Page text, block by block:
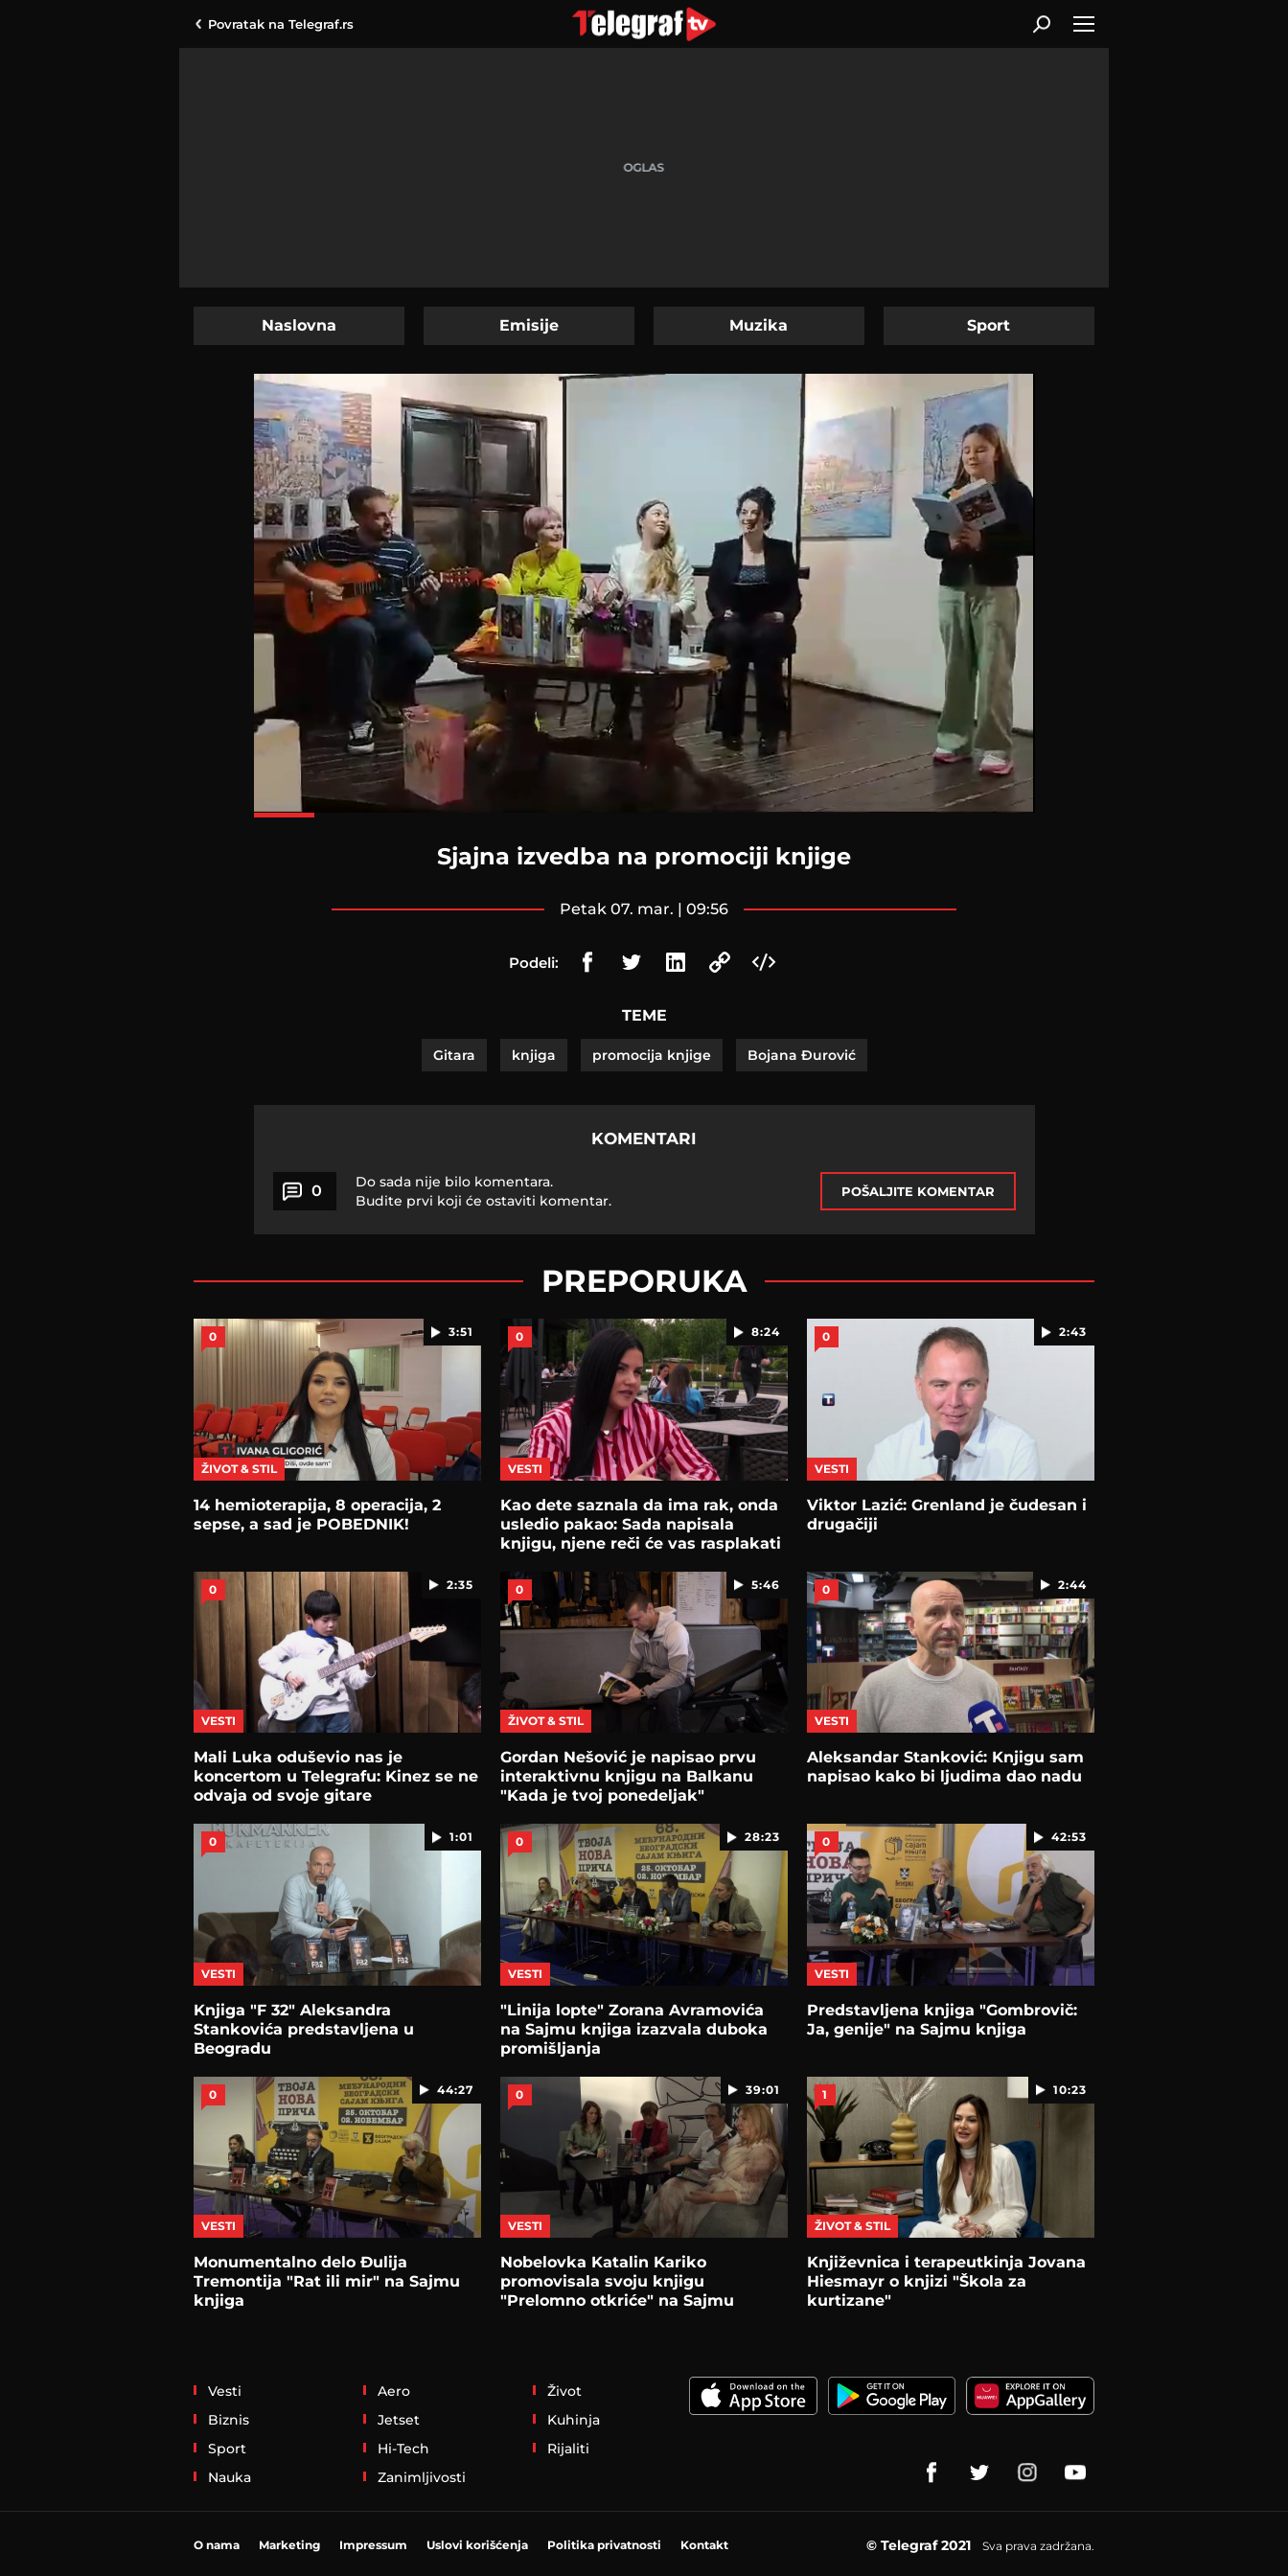
Povratak na Telegraf.rs
Naslovna Emisije Muzika Sport
Sjajna izvedba na promociji knjige
petak 07. mar. | 09:56
Podeli:
TEME
Gitara knjiga promocija knjige Bojana Đurović
KOMENTARI
0
Do sada nije bilo komentara.
Budite prvi koji će ostaviti komentar.
POŠALJITE KOMENTAR
PREPORUKA
3:51
0
ŽIVOT & STIL
14 hemioterapija, 8 operacija, 2
sepse, a sad je POBEDNIK!
8:24
0
VESTI
Kao dete saznala da ima rak, onda
usledio pakao: Sada napisala
knjigu, njene reči će vas rasplakati
2:43
0
VESTI
Viktor Lazić: Grenland je čudesan i
drugačiji
2:35
0
VESTI
Mali Luka oduševio nas je
koncertom u Telegrafu: Kinez se ne
odvaja od svoje gitare
5:46
0
ŽIVOT & STIL
Gordan Nešović je napisao prvu
interaktivnu knjigu na Balkanu
"Kada je tvoj ponedeljak"
2:44
0
VESTI
Aleksandar Stanković: Knjigu sam
napisao kako bi ljudima dao nadu
1:01
0
VESTI
Knjiga "F 32" Aleksandra
Stankovića predstavljena u
Beogradu
28:23
0
VESTI
"Linija lopte" Zorana Avramovića
na Sajmu knjiga izazvala duboka
promišljanja
42:53
0
VESTI
Predstavljena knjiga "Gombrovič:
Ja, genije" na Sajmu knjiga
44:27
0
VESTI
Monumentalno delo Đulija
Tremontija "Rat ili mir" na Sajmu
knjiga
39:01
0
VESTI
Nobelovka Katalin Kariko
promovisala svoju knjigu
"Prelomno otkriće" na Sajmu
10:23
1
ŽIVOT & STIL
Književnica i terapeutkinja Jovana
Hiesmayr o knjizi "Škola za
kurtizane"
Vesti
Biznis
Sport
Nauka
Aero
Jetset
Hi-Tech
Zanimljivosti
Život
Kuhinja
Rijaliti
O nama Marketing Impressum Uslovi korišćenja Politika privatnosti Kontakt © Telegraf 2021 Sva prava zadržana.